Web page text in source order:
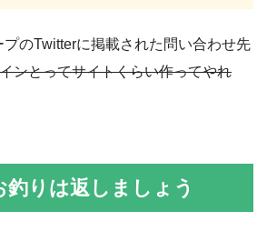
プのTwitterに掲載された問い合わせ先
ンとってサイトくらい作ってやれ
釣りは返しましょう